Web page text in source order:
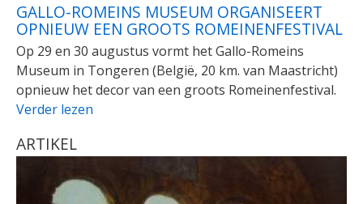
GALLO-ROMEINS MUSEUM ORGANISEERT
OPNIEUW EEN GROOTS ROMEINENFESTIVAL
Op 29 en 30 augustus vormt het Gallo-Romeins
Museum in Tongeren (België, 20 km. van Maastricht)
opnieuw het decor van een groots Romeinenfestival.
Verder lezen
ARTIKEL